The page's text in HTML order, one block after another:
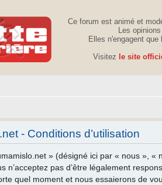
Ce forum est animé et
Les
Elles n'engagent
Visitez le site
- Conditions d’utilisation
» (désigné ici par « nous »,
n’acceptez pas d’être légalement
quel moment et nous essaierons de